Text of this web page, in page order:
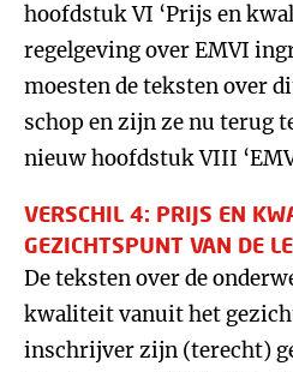
hoofdstuk VI ‘Prijs en
regelgeving over EMVI
moesten de teksten over
schop en zijn ze nu terug
nieuw hoofdstuk VIII
VERSCHIL 4: PRIJS EN
GEZICHTSPUNT VAN DE
De teksten over de
kwaliteit vanuit het
inschrijver zijn (terecht)